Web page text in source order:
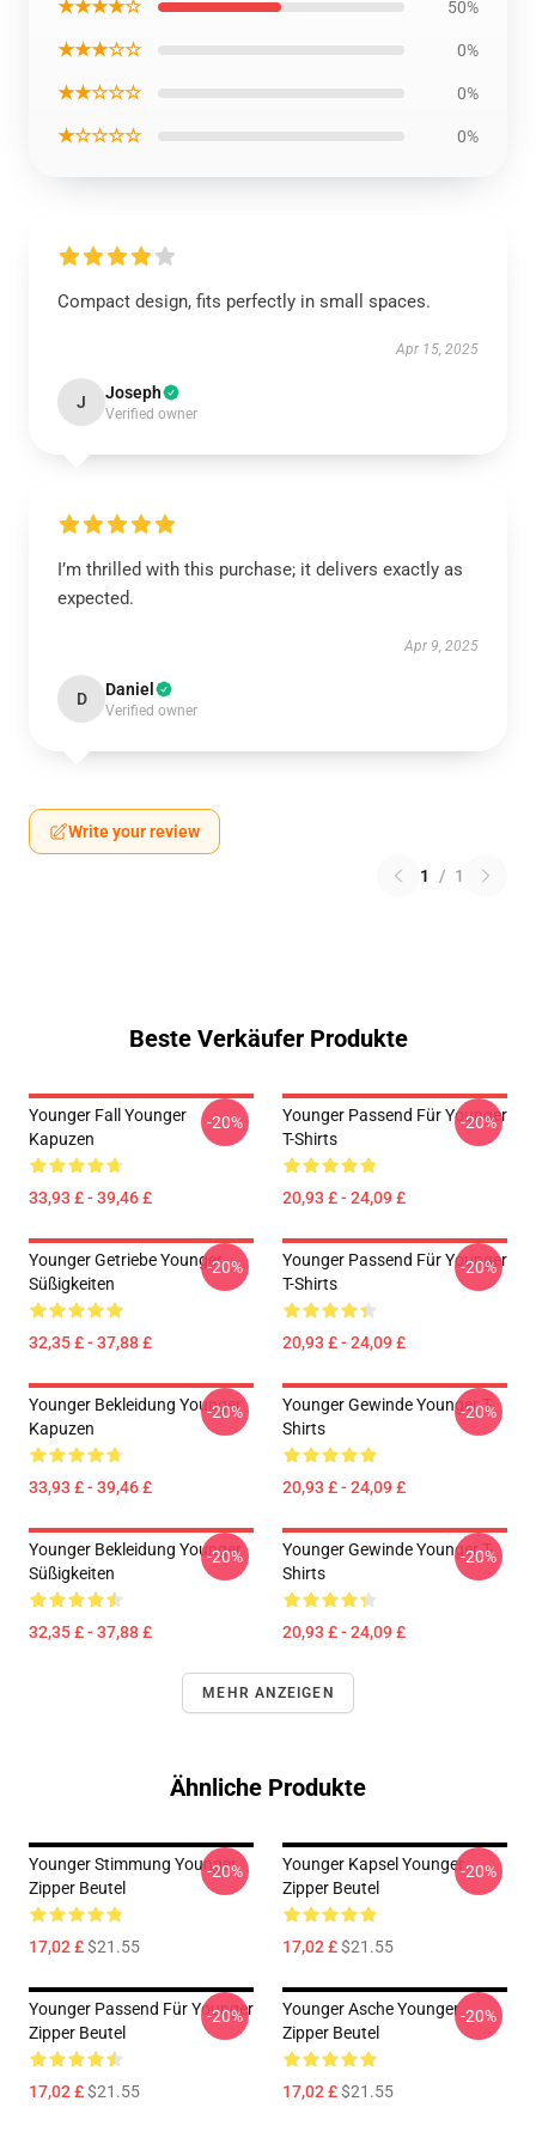
★★★★☆ 50%
★★★☆☆ 0%
★★☆☆☆ 0%
★☆☆☆☆ 0%
Compact design, fits perfectly in small spaces.
Apr 15, 2025
J Joseph
Verified owner
I’m thrilled with this purchase; it delivers exactly as
expected.
Apr 9, 2025
D Daniel
Verified owner
Write your review
1 / 1
Beste Verkäufer Produkte
Younger Fall Younger
Kapuzen
33,93 £ - 39,46 £
-20%
Younger Passend Für Younger
T-Shirts
20,93 £ - 24,09 £
-20%
Younger Getriebe Younger
Süßigkeiten
32,35 £ - 37,88 £
-20%
Younger Passend Für Younger
T-Shirts
20,93 £ - 24,09 £
-20%
Younger Bekleidung Younger
Kapuzen
33,93 £ - 39,46 £
-20%
Younger Gewinde Younger T-
Shirts
20,93 £ - 24,09 £
-20%
Younger Bekleidung Younger
Süßigkeiten
32,35 £ - 37,88 £
-20%
Younger Gewinde Younger T-
Shirts
20,93 £ - 24,09 £
-20%
MEHR ANZEIGEN
Ähnliche Produkte
Younger Stimmung Younger
Zipper Beutel
17,02 £$21.55
-20%
Younger Kapsel Younger
Zipper Beutel
17,02 £$21.55
-20%
Younger Passend Für Younger
Zipper Beutel
17,02 £$21.55
-20%
Younger Asche Younger
Zipper Beutel
17,02 £$21.55
-20%